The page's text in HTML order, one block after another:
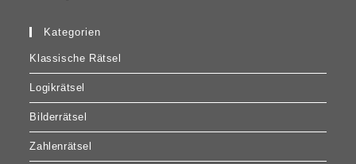
Kategorien
Klassische Rätsel
Logikrätsel
Bilderrätsel
Zahlenrätsel